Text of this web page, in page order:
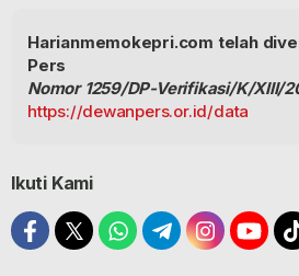
Harianmemokepri.com telah
Pers
Nomor 1259/DP-Verifikasi/K/XIII/
https://dewanpers.or.id/data
Ikuti Kami